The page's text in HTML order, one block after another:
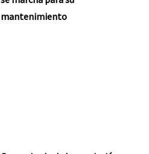
mantenimiento